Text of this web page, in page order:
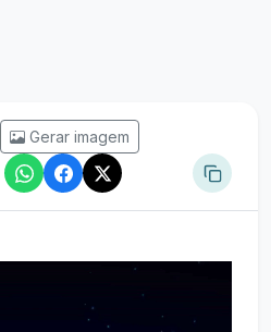
Gerar imagem